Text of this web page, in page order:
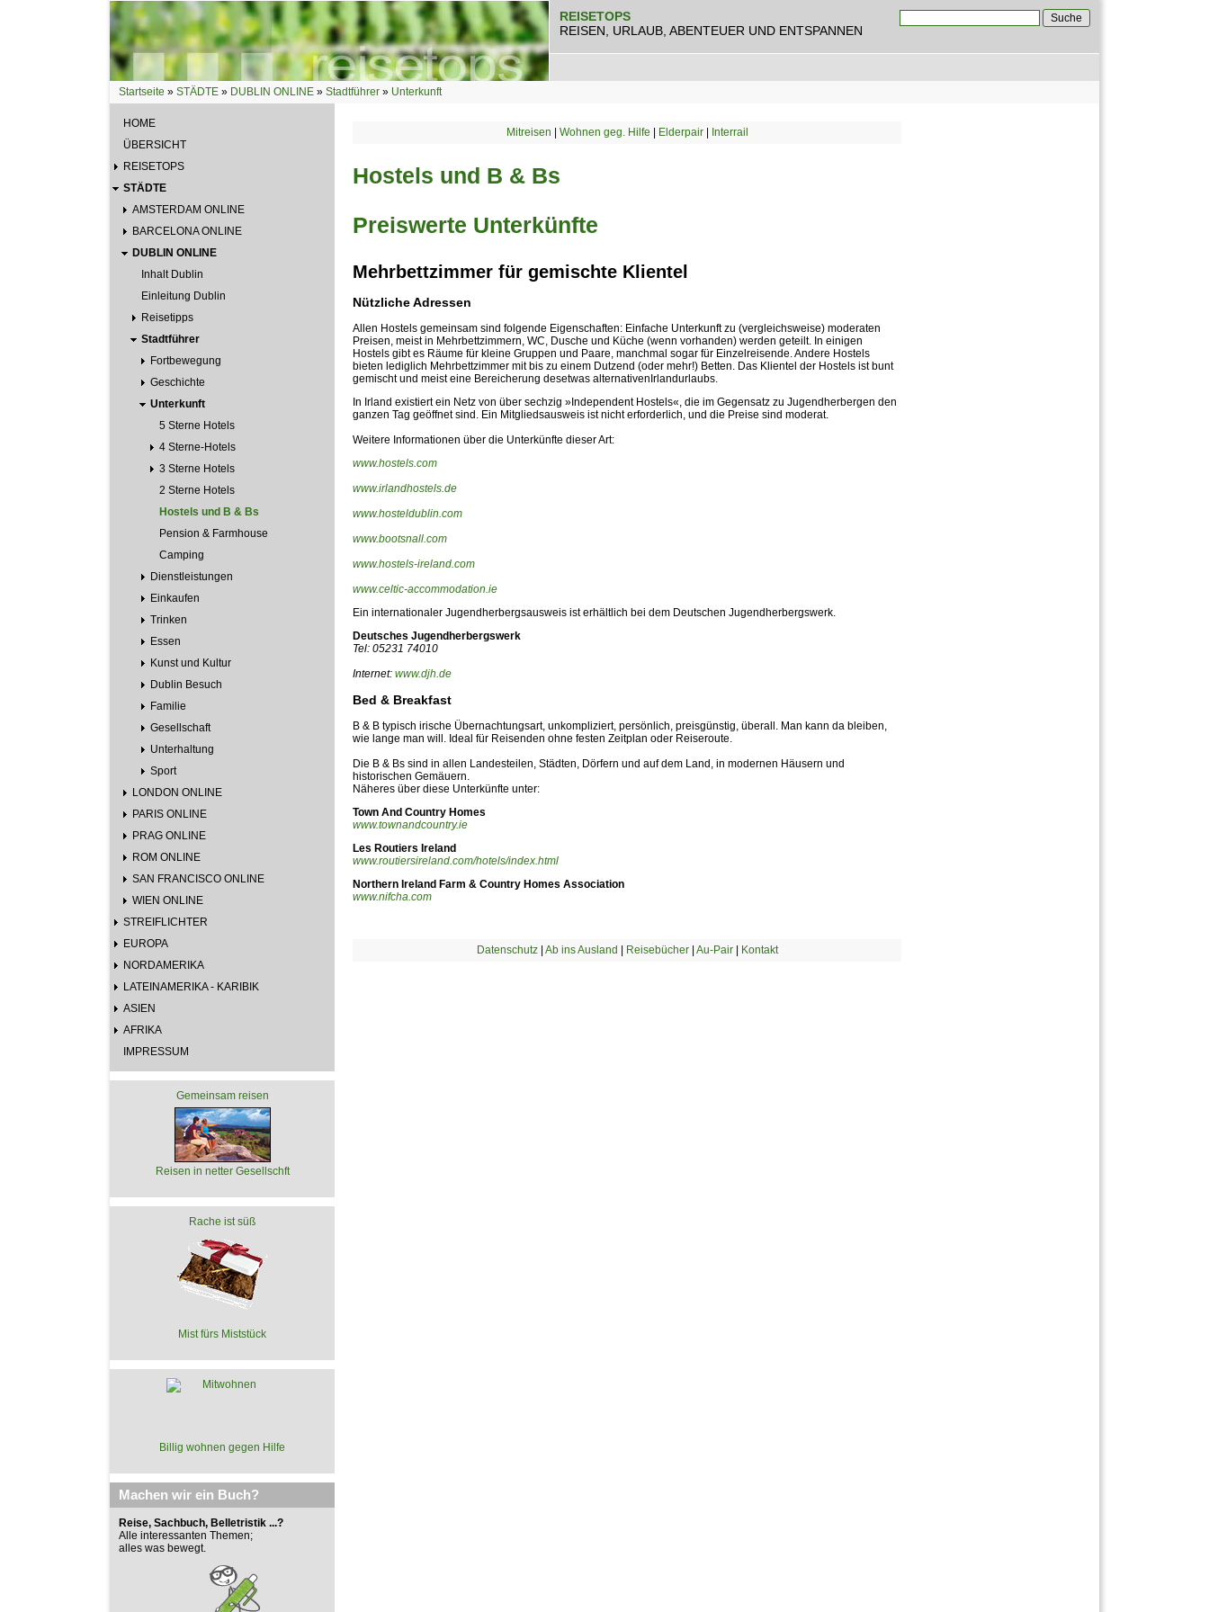
REISETOPS
REISEN, URLAUB, ABENTEUER UND ENTSPANNEN
Sie sind hier
Startseite » STÄDTE » DUBLIN ONLINE » Stadtführer » Unterkunft
HOME
ÜBERSICHT
REISETOPS
STÄDTE
AMSTERDAM ONLINE
BARCELONA ONLINE
DUBLIN ONLINE
Inhalt Dublin
Einleitung Dublin
Reisetipps
Stadtführer
Fortbewegung
Geschichte
Unterkunft
5 Sterne Hotels
4 Sterne-Hotels
3 Sterne Hotels
2 Sterne Hotels
Hostels und B & Bs
Pension & Farmhouse
Camping
Dienstleistungen
Einkaufen
Trinken
Essen
Kunst und Kultur
Dublin Besuch
Familie
Gesellschaft
Unterhaltung
Sport
LONDON ONLINE
PARIS ONLINE
PRAG ONLINE
ROM ONLINE
SAN FRANCISCO ONLINE
WIEN ONLINE
STREIFLICHTER
EUROPA
NORDAMERIKA
LATEINAMERIKA - KARIBIK
ASIEN
AFRIKA
IMPRESSUM
Gemeinsam reisen
Reisen in netter Gesellschft
Rache ist süß
Mist fürs Miststück
Billig wohnen gegen Hilfe
Machen wir ein Buch?
Reise, Sachbuch, Belletristik ...?
Alle interessanten Themen;
alles was bewegt.
Mitreisen Wohnen geg. Hilfe Elderpair| Interrail
Hostels und B & Bs
Preiswerte Unterkünfte
Mehrbettzimmer für gemischte Klientel
Nützliche Adressen
Allen Hostels gemeinsam sind folgende Eigenschaften: Einfache Unterkunft zu (vergleichsweise) moderaten
Preisen, meist in Mehrbettzimmern, WC, Dusche und Küche (wenn vorhanden) werden geteilt. In einigen
Hostels gibt es Räume für kleine Gruppen und Paare, manchmal sogar für Einzelreisende. Andere Hostels
bieten lediglich Mehrbettzimmer mit bis zu einem Dutzend (oder mehr!) Betten. Das Klientel der Hostels ist bunt
gemischt und meist eine Bereicherung desetwas alternativenIrlandurlaubs.
In Irland existiert ein Netz von über sechzig »Independent Hostels«, die im Gegensatz zu Jugendherbergen den
ganzen Tag geöffnet sind. Ein Mitgliedsausweis ist nicht erforderlich, und die Preise sind moderat.
Weitere Informationen über die Unterkünfte dieser Art:
www.hostels.com
www.irlandhostels.de
www.hosteldublin.com
www.bootsnall.com
www.hostels-ireland.com
www.celtic-accommodation.ie
Ein internationaler Jugendherbergsausweis ist erhältlich bei dem Deutschen Jugendherbergswerk.
Deutsches Jugendherbergswerk
Tel: 05231 74010
Internet: www.djh.de
Bed & Breakfast
B & B typisch irische Übernachtungsart, unkompliziert, persönlich, preisgünstig, überall. Man kann da bleiben,
wie lange man will. Ideal für Reisenden ohne festen Zeitplan oder Reiseroute.
Die B & Bs sind in allen Landesteilen, Städten, Dörfern und auf dem Land, in modernen Häusern und
historischen Gemäuern.
Näheres über diese Unterkünfte unter:
Town And Country Homes
www.townandcountry.ie
Les Routiers Ireland
www.routiersireland.com/hotels/index.html
Northern Ireland Farm & Country Homes Association
www.nifcha.com
Datenschutz| Ab ins Ausland Reisebücher| Au-Pair| Kontakt